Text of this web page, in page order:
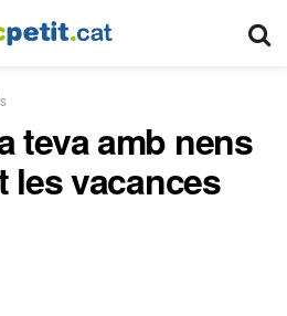
teva amb nens
les vacances